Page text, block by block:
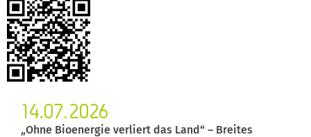
14.07.2026
„Ohne Bioenergie verliert das Land“ – Breites